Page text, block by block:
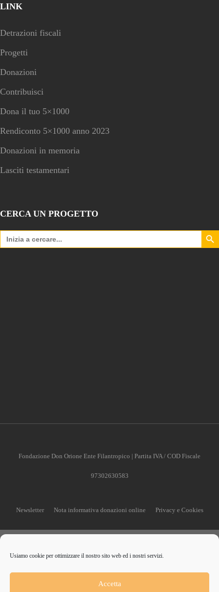
Usiamo cookie per ottimizzare il nostro sito web ed i nostri servizi.
Accetta
LINK
Detrazioni fiscali
Progetti
Donazioni
Contribuisci
Dona il tuo 5×1000
Rendiconto 5×1000 anno 2023
Donazioni in memoria
Lasciti testamentari
CERCA UN PROGETTO
Search
for:
Search
Fondazione Don Orione Ente Filantropico | Partita IVA / COD Fiscale
97302630583
Newsletter Nota informativa donazioni online Privacy e Cookies
ANCHE